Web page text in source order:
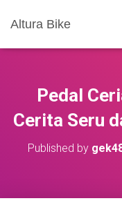
Altura Bike
Pedal
Cerita Seru
Published by